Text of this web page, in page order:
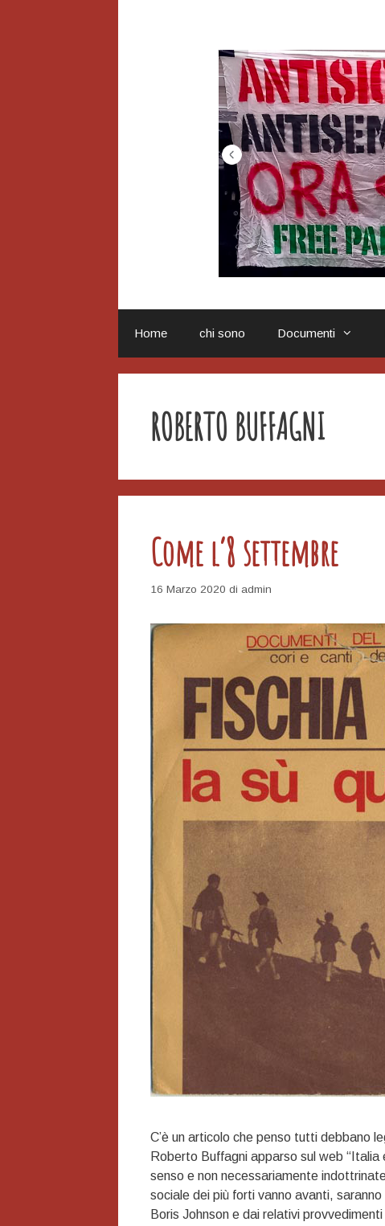
Home chi sono Documenti
ROBERTO BUFFAGNI
Come l’8 settembre
16 Marzo 2020 di admin
C’è un articolo che penso tutti debbano
Roberto Buffagni apparso sul web
senso e non necessariamente
sociale dei più forti vanno avanti,
Boris Johnson e dai relativi